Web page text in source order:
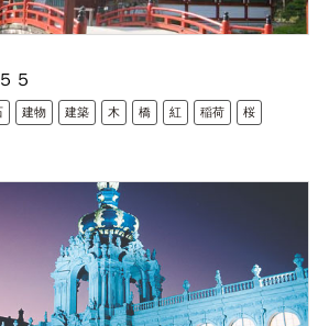
５
建物 建築 木 橋 紅 稲荷 桜